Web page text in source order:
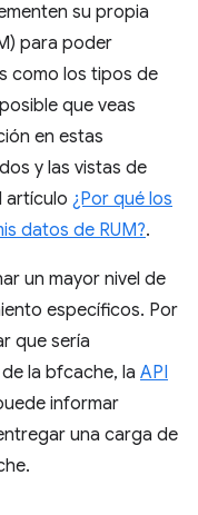
su propia
para poder
como los tipos de
que veas
en estas
y las vistas de
artículo ¿Por qué los
datos de RUM?.
un mayor nivel de
específicos. Por
que sería
la bfcache, la API
informar
una carga de